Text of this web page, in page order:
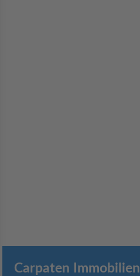
Carpaten Immobilien